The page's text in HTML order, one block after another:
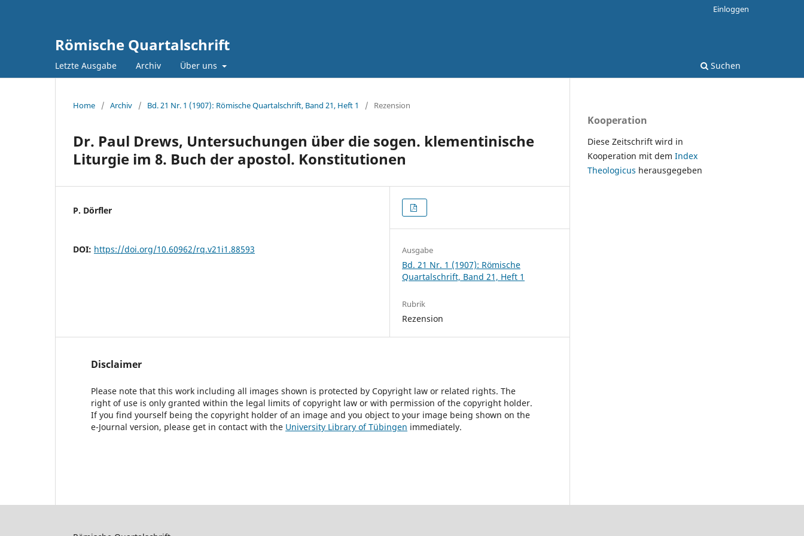
Römische Quartalschrift
Letzte Ausgabe Archiv Über uns Suchen
Einloggen
Home / Archiv / Bd. 21 Nr. 1 (1907): Römische Quartalschrift, Band 21, Heft 1 / Rezension
Dr. Paul Drews, Untersuchungen über die sogen. klementinische
Liturgie im 8. Buch der apostol. Konstitutionen
P. Dörfler
DOI: https://doi.org/10.60962/rq.v21i1.88593 Ausgabe
Bd. 21 Nr. 1 (1907): Römische
Quartalschrift, Band 21, Heft 1
Rubrik
Rezension
Disclaimer
Please note that this work including all images shown is protected by Copyright law or related rights. The
right of use is only granted within the legal limits of copyright law or with permission of the copyright holder.
If you find yourself being the copyright holder of an image and you object to your image being shown on the
e-Journal version, please get in contact with the University Library of Tübingen immediately.
Kooperation
Diese Zeitschrift wird in
Kooperation mit dem Index
Theologicus herausgegeben